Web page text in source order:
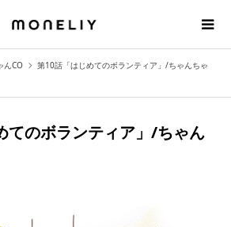
んCO
第10話「はじめてのボランティア」/ちゃんちゃ
てのボランティア」/ちゃん